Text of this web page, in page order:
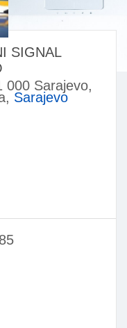
SIGNAL
000 Sarajevo,
Sarajevo